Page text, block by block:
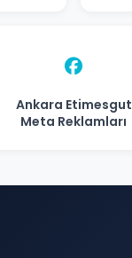
Ankara Etimesgut
Meta Reklamları